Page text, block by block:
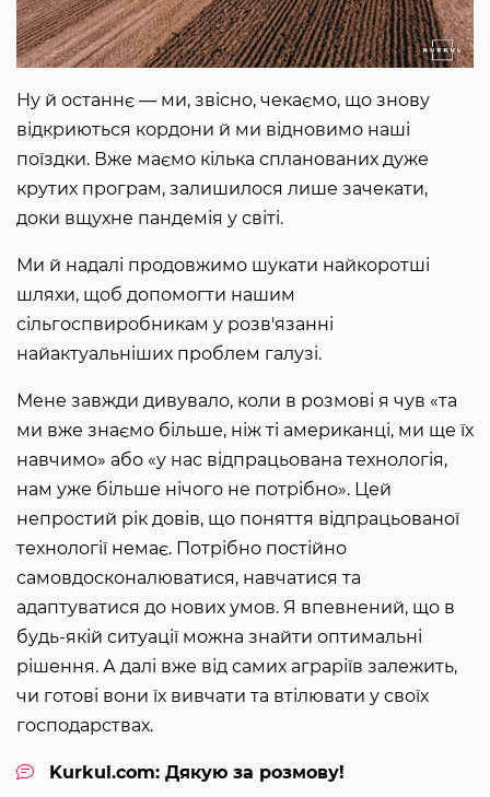
Ну й останнє — ми, звісно, чекаємо, що знову
відкриються кордони й ми відновимо наші
поїздки. Вже маємо кілька спланованих дуже
крутих програм, залишилося лише зачекати,
доки вщухне пандемія у світі.
Ми й надалі продовжимо шукати найкоротші
шляхи, щоб допомогти нашим
сільгоспвиробникам у розв'язанні
найактуальніших проблем галузі.
Мене завжди дивувало, коли в розмові я чув «та
ми вже знаємо більше, ніж ті американці, ми ще їх
навчимо» або «у нас відпрацьована технологія,
нам уже більше нічого не потрібно». Цей
непростий рік довів, що поняття відпрацьованої
технології немає. Потрібно постійно
самовдосконалюватися, навчатися та
адаптуватися до нових умов. Я впевнений, що в
будь-якій ситуації можна знайти оптимальні
рішення. А далі вже від самих аграріїв залежить,
чи готові вони їх вивчати та втілювати у своїх
господарствах.
Kurkul.com: Дякую за розмову!